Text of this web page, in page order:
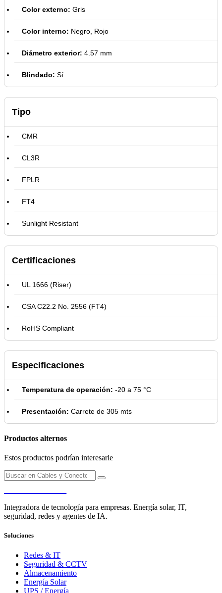
Color externo: Gris
Color interno: Negro, Rojo
Diámetro exterior: 4.57 mm
Blindado: Sí
Tipo
CMR
CL3R
FPLR
FT4
Sunlight Resistant
Certificaciones
UL 1666 (Riser)
CSA C22.2 No. 2556 (FT4)
RoHS Compliant
Especificaciones
Temperatura de operación: -20 a 75 °C
Presentación: Carrete de 305 mts
Productos alternos
Estos productos podrían interesarle
Integradora de tecnología para empresas. Energía solar, IT,
seguridad, redes y agentes de IA.
Soluciones
Redes & IT
Seguridad & CCTV
Almacenamiento
Energía Solar
UPS / Energía